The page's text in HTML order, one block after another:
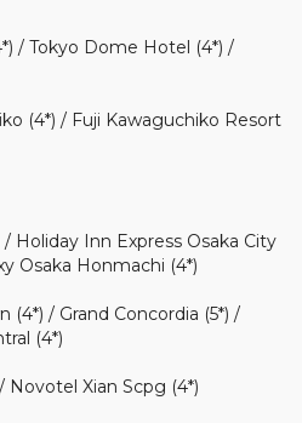
/ Tokyo Dome Hotel (4*) /
(4*) / Fuji Kawaguchiko Resort
Holiday Inn Express Osaka City
Osaka Honmachi (4*)
/ Grand Concordia (5*) /
(4*)
Novotel Xian Scpg (4*)